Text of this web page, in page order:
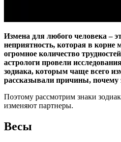
Измена для любого человека –
неприятность, которая в корне
огромное количество
астрологи провели
зодиака, которым чаще всего
рассказывали причины, почему
Поэтому рассмотрим знаки
изменяют партнеры.
Весы